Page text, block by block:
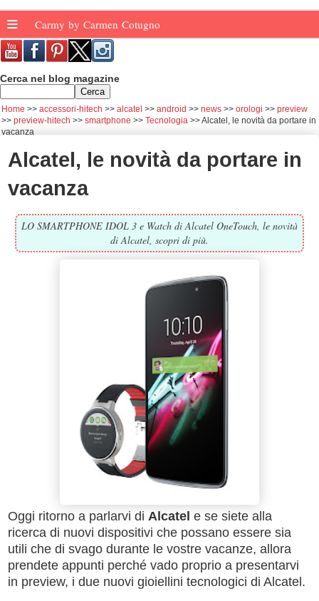
≡ Carmy by Carmen Cotugno
Cerca nel blog magazine
Home accessori-hitech alcatel android news orologi
preview
preview-hitech
smartphone Tecnologia
Alcatel, le novità da portare in
vacanza
Alcatel, le novità da portare in
vacanza
LO SMARTPHONE IDOL 3 e Watch di Alcatel OneTouch, le novità
di Alcatel, scopri di più.
Oggi ritorno a parlarvi di Alcatel e se siete alla
ricerca di nuovi dispositivi che possano essere sia
utili che di svago durante le vostre vacanze, allora
prendete appunti perché vado proprio a presentarvi
in preview, i due nuovi gioiellini tecnologici di Alcatel.